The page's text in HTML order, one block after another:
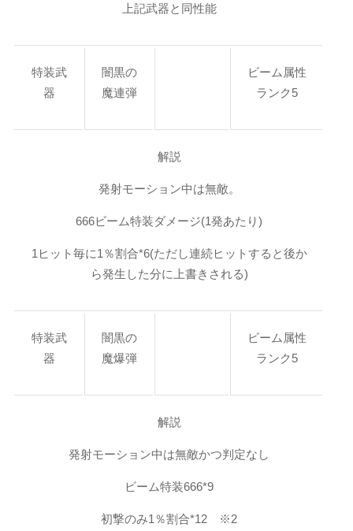
上記武器と同性能
特装武
器
闇黒の
魔連弾
ビーム属性
ランク5
解説
発射モーション中は無敵。
666ビーム特装ダメージ(1発あたり)
1ヒット毎に1％割合*6(ただし連続ヒットすると後か
ら発生した分に上書きされる)
特装武
器
闇黒の
魔爆弾
ビーム属性
ランク5
解説
発射モーション中は無敵かつ判定なし
ビーム特装666*9
初撃のみ1％割合*12 ※2